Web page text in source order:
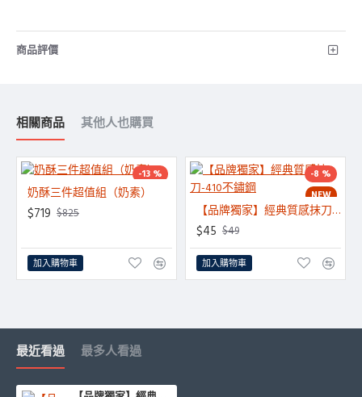
商品評價
相關商品 其他人也購買
NEW
-13 %
奶酥三件超值組（奶素）
$719 $825
加入購物車
NEW
-8 %
【品牌獨家】經典質感抹刀-410不鏽鋼
$45 $49
加入購物車
最近看過 最多人看過